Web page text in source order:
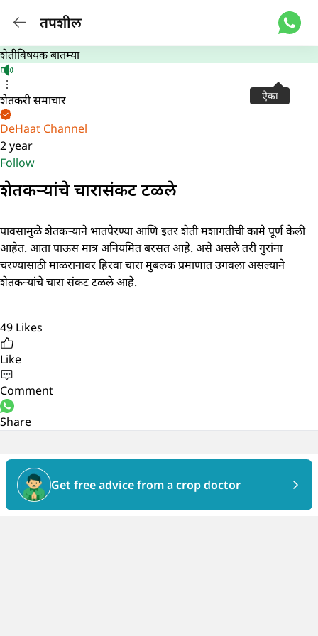
तपशील
ऐका
शेतीविषयक बातम्या
शेतकरी समाचार
DeHaat Channel
2 year
Follow
शेतकऱ्यांचे चारासंकट टळले
पावसामुळे शेतकऱ्याने भातपेरण्या आणि इतर शेती मशागतीची कामे पूर्ण केली
आहेत. आता पाऊस मात्र अनियमित बरसत आहे. असे असले तरी गुरांना
चरण्यासाठी माळरानावर हिरवा चारा मुबलक प्रमाणात उगवला असल्याने
शेतकऱ्यांचे चारा संकट टळले आहे.
49 Likes
Like
Comment
Share
Get free advice from a crop doctor